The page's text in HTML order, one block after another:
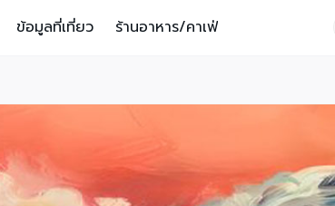
ข้อมูลที่เที่ยว ร้านอาหาร/คาเฟ่